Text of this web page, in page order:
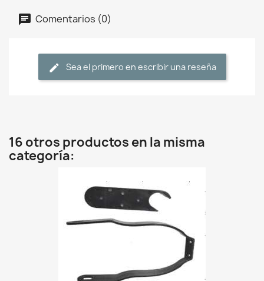
Comentarios (0)
Sea el primero en escribir una reseña
16 otros productos en la misma
categoría: